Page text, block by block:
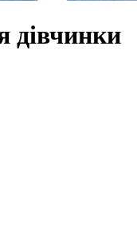
дівчинки